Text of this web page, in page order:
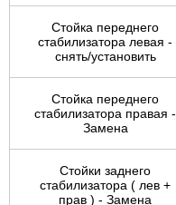
Стойка переднего
стабилизатора левая -
снять/установить
Стойка переднего
стабилизатора правая -
Замена
Стойки заднего
стабилизатора ( лев +
прав ) - Замена